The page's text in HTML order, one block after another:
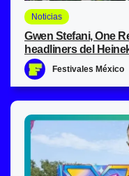
Noticias
Gwen Stefani, One
headliners del
Festivales México